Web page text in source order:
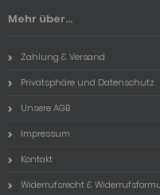
Mehr über...
Zahlung & Versand
Privatsphäre und Datenschutz
Unsere AGB
Impressum
Kontakt
Widerrufsrecht &